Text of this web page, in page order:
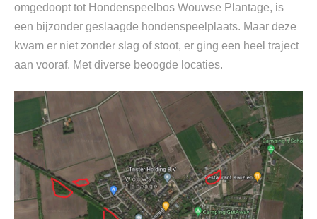
omgedoopt tot Hondenspeelbos Wouwse Plantage, is
een bijzonder geslaagde hondenspeelplaats. Maar deze
kwam er niet zonder slag of stoot, er ging een heel traject
aan vooraf. Met diverse beoogde locaties.